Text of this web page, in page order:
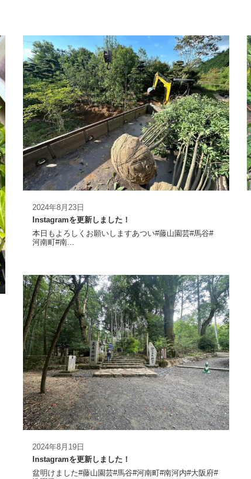
2024年8月23日
Instagramを更新しました！
本日もよろしくお願いしますあつい#藤山園芸#馬谷#
河南町#南...
2024年8月19日
Instagramを更新しました！
盆明けました#藤山園芸#馬谷#河南町#南河内#大阪府#